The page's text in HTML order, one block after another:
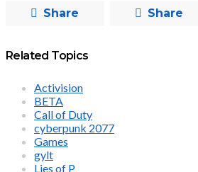
Share Share
Related Topics
Activision
BETA
Call of Duty
cyberpunk 2077
Games
gylt
Lies of P